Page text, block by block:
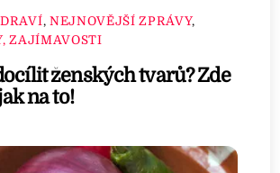
, NEJNOVĚJŠÍ ZPRÁVY,
ZAJÍMAVOSTI
ženských tvarů? Zde
na to!